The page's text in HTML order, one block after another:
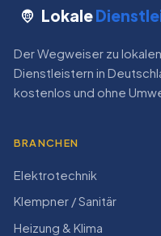
Lokale
Der Wegweiser zu
Dienstleistern in
kostenlos und ohne
BRANCHEN
Elektrotechnik
Klempner / Sanitär
Heizung & Klima